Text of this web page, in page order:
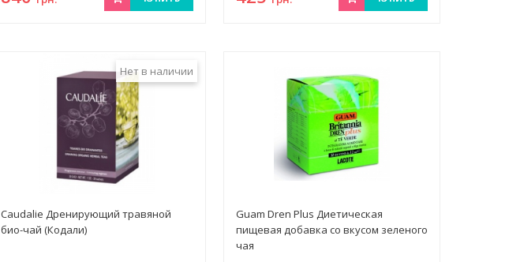
Нет в наличии
Caudalie Дренирующий травяной
био-чай (Кодали)
Guam Dren Plus Диетическая
пищевая добавка со вкусом зеленого
чая